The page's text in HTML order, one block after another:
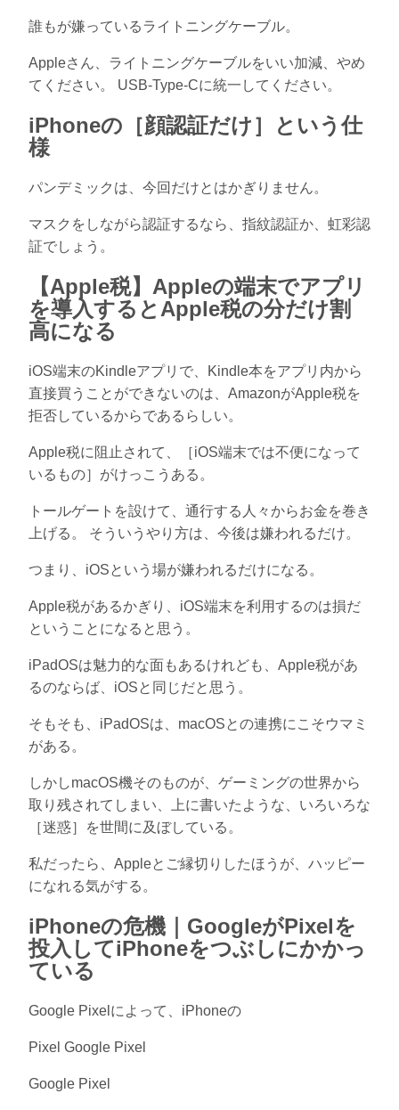
誰もが嫌っているライトニングケーブル。
Appleさん、ライトニングケーブルをいい加減、やめ
てください。 USB-Type-Cに統一してください。
iPhoneの［顔認証だけ］という仕
様
パンデミックは、今回だけとはかぎりません。
マスクをしながら認証するなら、指紋認証か、虹彩認
証でしょう。
【Apple税】Appleの端末でアプリ
を導入するとApple税の分だけ割
高になる
iOS端末のKindleアプリで、Kindle本をアプリ内から
直接買うことができないのは、AmazonがApple税を
拒否しているからであるらしい。
Apple税に阻止されて、［iOS端末では不便になって
いるもの］がけっこうある。
トールゲートを設けて、通行する人々からお金を巻き
上げる。 そういうやり方は、今後は嫌われるだけ。
つまり、iOSという場が嫌われるだけになる。
Apple税があるかぎり、iOS端末を利用するのは損だ
ということになると思う。
iPadOSは魅力的な面もあるけれども、Apple税があ
るのならば、iOSと同じだと思う。
そもそも、iPadOSは、macOSとの連携にこそウマミ
がある。
しかしmacOS機そのものが、ゲーミングの世界から
取り残されてしまい、上に書いたような、いろいろな
［迷惑］を世間に及ぼしている。
私だったら、Appleとご縁切りしたほうが、ハッピー
になれる気がする。
iPhoneの危機｜GoogleがPixelを
投入してiPhoneをつぶしにかかっ
ている
Google Pixelによって、iPhoneの
Pixel Google Pixel
Google Pixel